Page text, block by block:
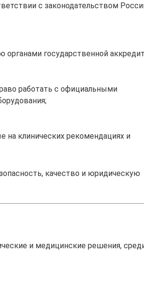
с законодательством
органами государственной
работать с официальными
на клинических рекомендациях и
качество и юридическую
и медицинские решения,